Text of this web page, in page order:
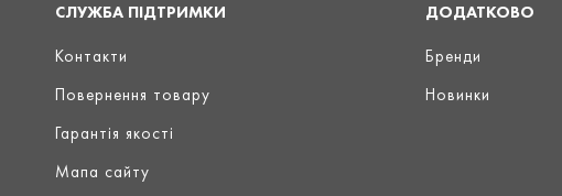
СЛУЖБА ПІДТРИМКИ
Контакти
Повернення товару
Гарантія якості
Мапа сайту
ДОДАТКОВО
Бренди
Новинки